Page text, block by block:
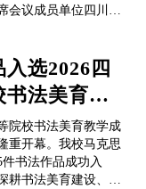
会议成员单位四川农
统战工作分管负责同
责同志参加会议。成
蒋静致辞，都江堰市
选2026四
书法美育教
院校书法美育教学成
重开幕。我校马克思
书法作品成功入
耕书法美育建设、推